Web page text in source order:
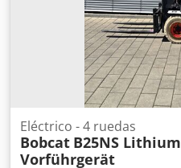
Eléctrico - 4 ruedas
Bobcat B25NS Lithium
Vorführgerät